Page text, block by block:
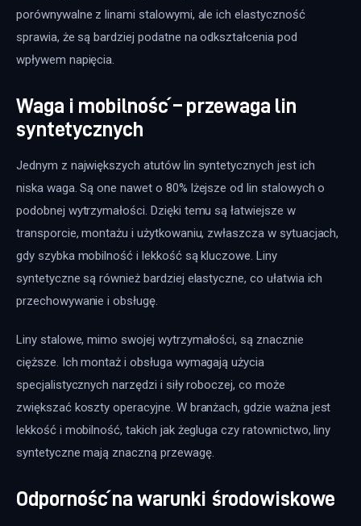
porównywalne z linami stalowymi, ale ich elastyczność
sprawia, że są bardziej podatne na odkształcenia pod
wpływem napięcia.
Waga i mobilność – przewaga lin
syntetycznych
Jednym z największych atutów lin syntetycznych jest ich
niska waga. Są one nawet o 80% lżejsze od lin stalowych o
podobnej wytrzymałości. Dzięki temu są łatwiejsze w
transporcie, montażu i użytkowaniu, zwłaszcza w sytuacjach,
gdy szybka mobilność i lekkość są kluczowe. Liny
syntetyczne są również bardziej elastyczne, co ułatwia ich
przechowywanie i obsługę.
Liny stalowe, mimo swojej wytrzymałości, są znacznie
cięższe. Ich montaż i obsługa wymagają użycia
specjalistycznych narzędzi i siły roboczej, co może
zwiększać koszty operacyjne. W branżach, gdzie ważna jest
lekkość i mobilność, takich jak żegluga czy ratownictwo, liny
syntetyczne mają znaczną przewagę.
Odporność na warunki środowiskowe